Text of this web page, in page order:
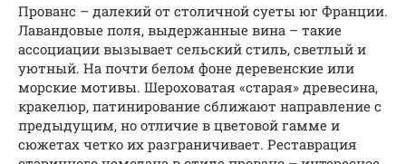
Прованс – далекий от столичной суеты юг Франции.
Лавандовые поля, выдержанные вина – такие
ассоциации вызывает сельский стиль, светлый и
уютный. На почти белом фоне деревенские или
морские мотивы. Шероховатая «старая» древесина,
кракелюр, патинирование сближают направление с
предыдущим, но отличие в цветовой гамме и
сюжетах четко их разграничивает. Реставрация